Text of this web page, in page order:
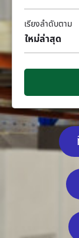
ใหม่ล่าสุด
เรียงลำดับตาม